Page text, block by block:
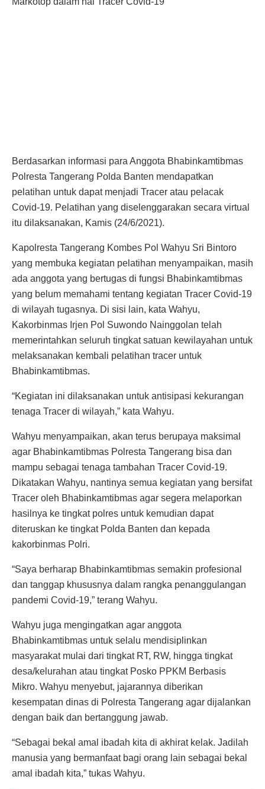
Berdasarkan informasi para Anggota Bhabinkamtibmas
Polresta Tangerang Polda Banten mendapatkan
pelatihan untuk dapat menjadi Tracer atau pelacak
Covid-19. Pelatihan yang diselenggarakan secara virtual
itu dilaksanakan, Kamis (24/6/2021).
Kapolresta Tangerang Kombes Pol Wahyu Sri Bintoro
yang membuka kegiatan pelatihan menyampaikan, masih
ada anggota yang bertugas di fungsi Bhabinkamtibmas
yang belum memahami tentang kegiatan Tracer Covid-19
di wilayah tugasnya. Di sisi lain, kata Wahyu,
Kakorbinmas Irjen Pol Suwondo Nainggolan telah
memerintahkan seluruh tingkat satuan kewilayahan untuk
melaksanakan kembali pelatihan tracer untuk
Bhabinkamtibmas.
“Kegiatan ini dilaksanakan untuk antisipasi kekurangan
tenaga Tracer di wilayah,” kata Wahyu.
Wahyu menyampaikan, akan terus berupaya maksimal
agar Bhabinkamtibmas Polresta Tangerang bisa dan
mampu sebagai tenaga tambahan Tracer Covid-19.
Dikatakan Wahyu, nantinya semua kegiatan yang bersifat
Tracer oleh Bhabinkamtibmas agar segera melaporkan
hasilnya ke tingkat polres untuk kemudian dapat
diteruskan ke tingkat Polda Banten dan kepada
kakorbinmas Polri.
“Saya berharap Bhabinkamtibmas semakin profesional
dan tanggap khususnya dalam rangka penanggulangan
pandemi Covid-19,” terang Wahyu.
Wahyu juga mengingatkan agar anggota
Bhabinkamtibmas untuk selalu mendisiplinkan
masyarakat mulai dari tingkat RT, RW, hingga tingkat
desa/kelurahan atau tingkat Posko PPKM Berbasis
Mikro. Wahyu menyebut, jajarannya diberikan
kesempatan dinas di Polresta Tangerang agar dijalankan
dengan baik dan bertanggung jawab.
“Sebagai bekal amal ibadah kita di akhirat kelak. Jadilah
manusia yang bermanfaat bagi orang lain sebagai bekal
amal ibadah kita,” tukas Wahyu.